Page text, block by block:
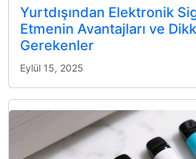
Yurtdışından Elektronik
Etmenin Avantajları ve
Gerekenler
Eylül 15, 2025